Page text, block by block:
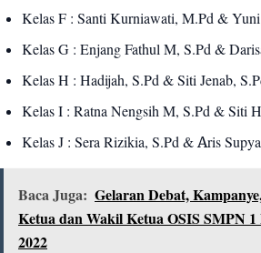
Kelas F : Santi Kurniawati, M.Pd &
Kelas G : Enjang Fathul M, S.Pd &
Kelas H : Hadijah, S.Pd & Siti Jenab,
Kelas I : Ratna Nengsih M, S.Pd & Siti
Kelas J : Sera Rizikia, S.Pd & Aris
Baca Juga: Gelaran Debat,
Ketua dan Wakil Ketua OSIS SMPN 1
2022